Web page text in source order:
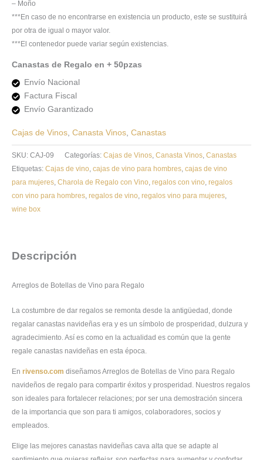
– Moño
***En caso de no encontrarse en existencia un producto, este se sustituirá
por otra de igual o mayor valor.
***El contenedor puede variar según existencias.
Canastas de Regalo en + 50pzas
Envío Nacional
Factura Fiscal
Envío Garantizado
Cajas de Vinos Canasta Vinos Canastas
SKU: CAJ-09 Categorías: Cajas de Vinos, Canasta Vinos, Canastas
Etiquetas: Cajas de vino, cajas de vino para hombres, cajas de vino
para mujeres, Charola de Regalo con Vino, regalos con vino, regalos
con vino para hombres, regalos de vino, regalos vino para mujeres,
wine box
Descripción
Arreglos de Botellas de Vino para Regalo
La costumbre de dar regalos se remonta desde la antigüedad, donde
regalar canastas navideñas era y es un símbolo de prosperidad, dulzura y
agradecimiento. Así es como en la actualidad es común que la gente
regale canastas navideñas en esta época.
En rivenso.com diseñamos Arreglos de Botellas de Vino para Regalo
navideños de regalo para compartir éxitos y prosperidad. Nuestros regalos
son ideales para fortalecer relaciones; por ser una demostración sincera
de la importancia que son para ti amigos, colaboradores, socios y
empleados.
Elige las mejores canastas navideñas cava alta que se adapte al